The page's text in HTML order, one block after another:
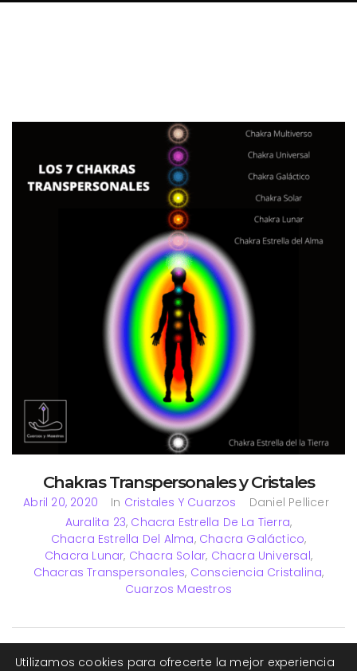
Chakras Transpersonales y Cristales
Abril 20, 2020 In Cristales Y Cuarzos
Daniel Pellicer
Auralita 23, Chacra Estrella De La Tierra,
Chacra Estrella Del Alma, Chacra Galáctico,
Chacra Lunar, Chacra Solar, Chacra Universal,
Chacras Transpersonales, Consciencia Cristalina,
Cuarzos Maestros
Los Chakras transpersonales en el ser humano, son aquellos
chakras que se sitúan fuera del cuerpo físico. Estos chakras
Utilizamos cookies para ofrecerte la mejor experiencia